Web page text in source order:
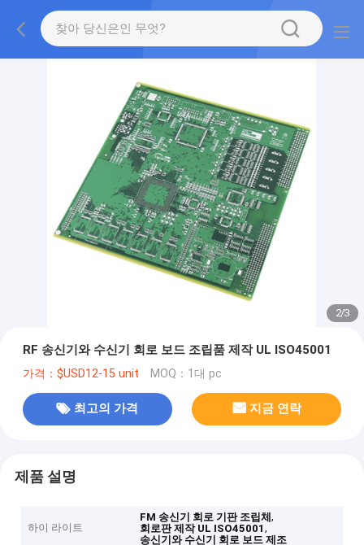
2/3
RF 송신기와 수신기 회로 보드 조립품 제작 UL ISO45001
가격：$USD12-15 unit MOQ：1대 pc
최고의 가격 지금 연락
제품 설명
하이 라이트
FM 송신기 회로 기판 조립체,
회로판 제작 UL ISO45001,
송신기와 수신기 회로 보드 제조